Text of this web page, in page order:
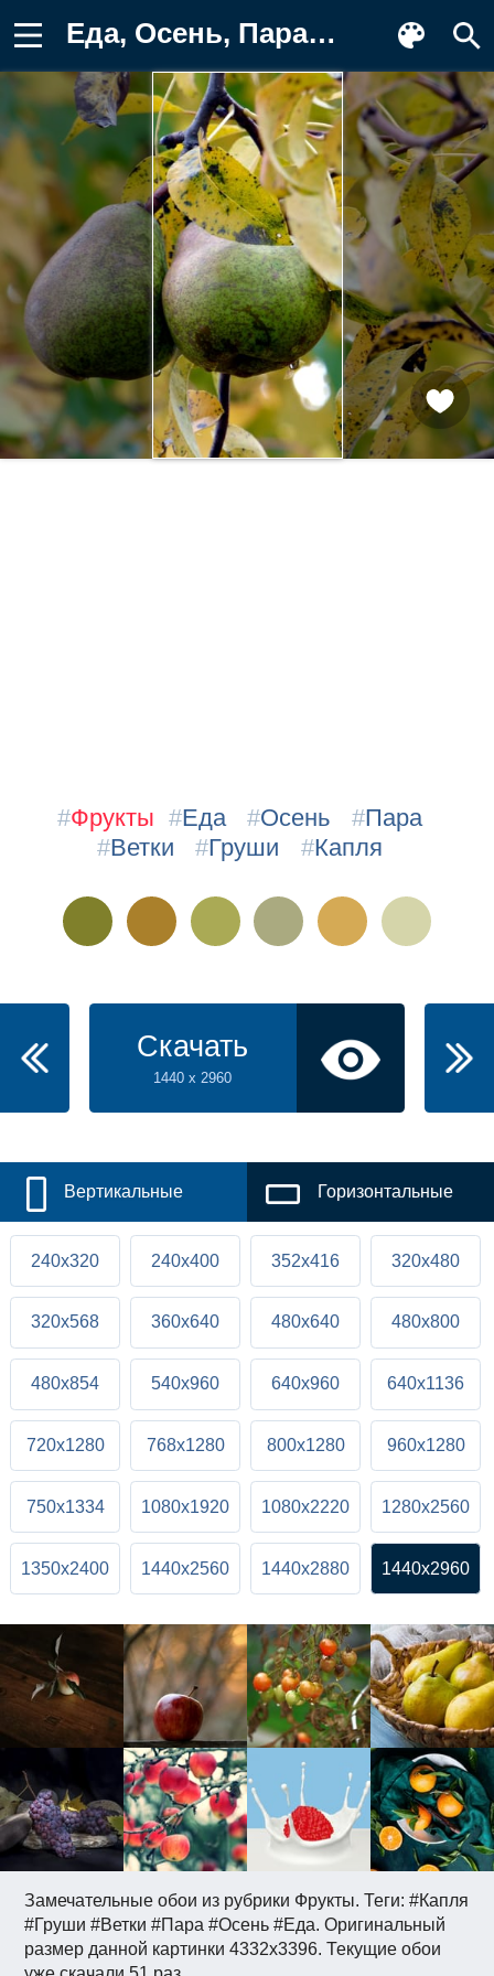
Еда, Осень, Пара, Ветки, Груши, Капля Фон для телефона
Замечательные обои из рубрики Фрукты. Теги: #Капля
#Груши #Ветки #Пара #Осень #Еда. Оригинальный
размер данной картинки 4332x3396. Текущие обои
#Фрукты #Еда #Осень #Пара
#Ветки #Груши #Капля
Скачать
1440 x 2960
Вертикальные Горизонтальные
240x320 240x400 352x416 320x480
320x568 360x640 480x640 480x800
480x854 540x960 640x960 640x1136
720x1280 768x1280 800x1280 960x1280
750x1334 1080x1920 1080x2220 1280x2560
1350x2400 1440x2560 1440x2880 1440x2960